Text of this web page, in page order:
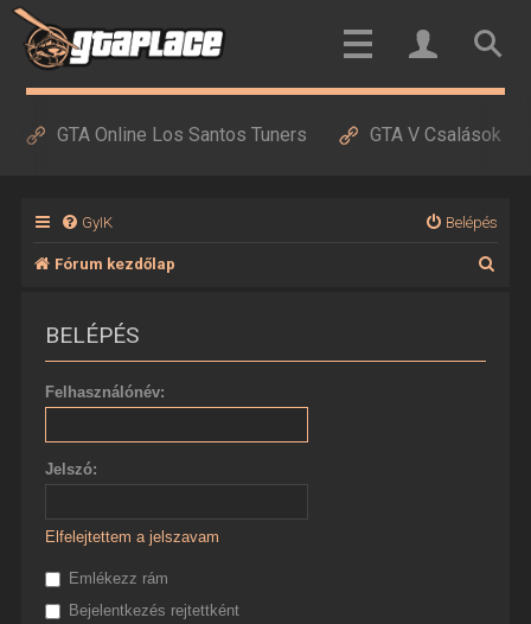
GTA Online Los Santos Tuners GTA V Csalások
GyIK Belépés
Fórum kezdőlap
BELÉPÉS
Felhasználónév:
Jelszó:
Elfelejtettem a jelszavam
Emlékezz rám
Bejelentkezés rejtettként